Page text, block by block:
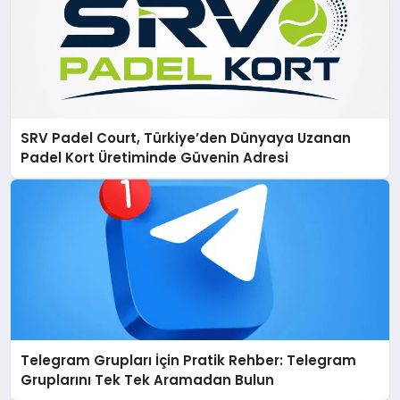
SRV Padel Court, Türkiye’den Dünyaya Uzanan
Padel Kort Üretiminde Güvenin Adresi
Telegram Grupları İçin Pratik Rehber: Telegram
Gruplarını Tek Tek Aramadan Bulun